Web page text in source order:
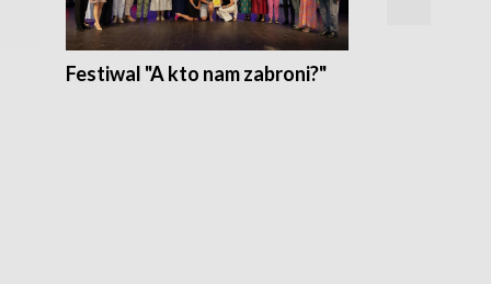
Festiwal "A kto nam zabroni?"